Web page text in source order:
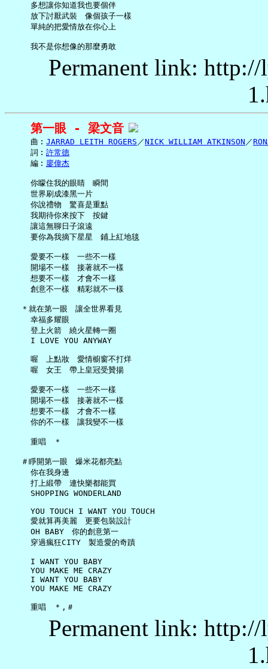
     多想讓你知道我也要個伴
     放下討厭武裝　像個孩子一樣
     單純的把愛情放在你心上
Permanent link:
第一眼 - 梁文音
     曲︰
JARRAD LEITH ROGERS ／NICK WILLIAM ATKINSON ／
     詞︰
許常德
     編︰
廖偉杰
     你矇住我的眼睛　瞬間
     世界刷成漆黑一片
     你說禮物　驚喜是重點
     我期待你來按下　按鍵
     讓這無聊日子滾遠
     要你為我摘下星星　鋪上紅地毯
     愛要不一樣　一些不一樣
     開場不一樣　接著就不一樣
     想要不一樣　才會不一樣
     創意不一樣　精彩就不一樣
   ＊就在第一眼　讓全世界看見
     幸福多耀眼
     登上火箭　繞火星轉一圈
     I LOVE YOU ANYWAY
     喔　上點妝　愛情櫥窗不打烊
     喔　女王　帶上皇冠受贊揚
     愛要不一樣　一些不一樣
     開場不一樣　接著就不一樣
     想要不一樣　才會不一樣
     你的不一樣　讓我變不一樣
     重唱　＊
   ＃睜開第一眼　爆米花都亮點
     你在我身邊
     打上緞帶　連快樂都能買
     SHOPPING WONDERLAND
     YOU TOUCH I WANT YOU TOUCH
     愛就算再美麗　更要包裝設計
     OH BABY　你的創意第一
     穿過瘋狂CITY　製造愛的奇蹟
     I WANT YOU BABY
     YOU MAKE ME CRAZY
     I WANT YOU BABY
     YOU MAKE ME CRAZY
Permanent link: